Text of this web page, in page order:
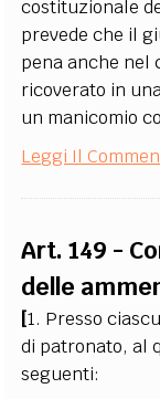
costituzionale
prevede che il
pena anche nel
ricoverato in
un manicomio
Leggi Il
Art. 149 -
delle
[1. Presso
di patronato, al
seguenti: